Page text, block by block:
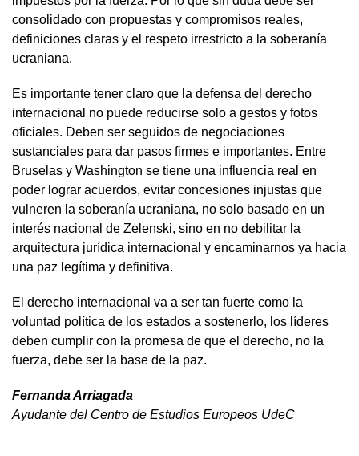
consolidado con propuestas y compromisos reales,
definiciones claras y el respeto irrestricto a la soberanía
ucraniana.
Es importante tener claro que la defensa del derecho
internacional no puede reducirse solo a gestos y fotos
oficiales. Deben ser seguidos de negociaciones
sustanciales para dar pasos firmes e importantes. Entre
Bruselas y Washington se tiene una influencia real en
poder lograr acuerdos, evitar concesiones injustas que
vulneren la soberanía ucraniana, no solo basado en un
interés nacional de Zelenski, sino en no debilitar la
arquitectura jurídica internacional y encaminarnos ya hacia
una paz legítima y definitiva.
El derecho internacional va a ser tan fuerte como la
voluntad política de los estados a sostenerlo, los líderes
deben cumplir con la promesa de que el derecho, no la
fuerza, debe ser la base de la paz.
Fernanda Arriagada
Ayudante del Centro de Estudios Europeos UdeC